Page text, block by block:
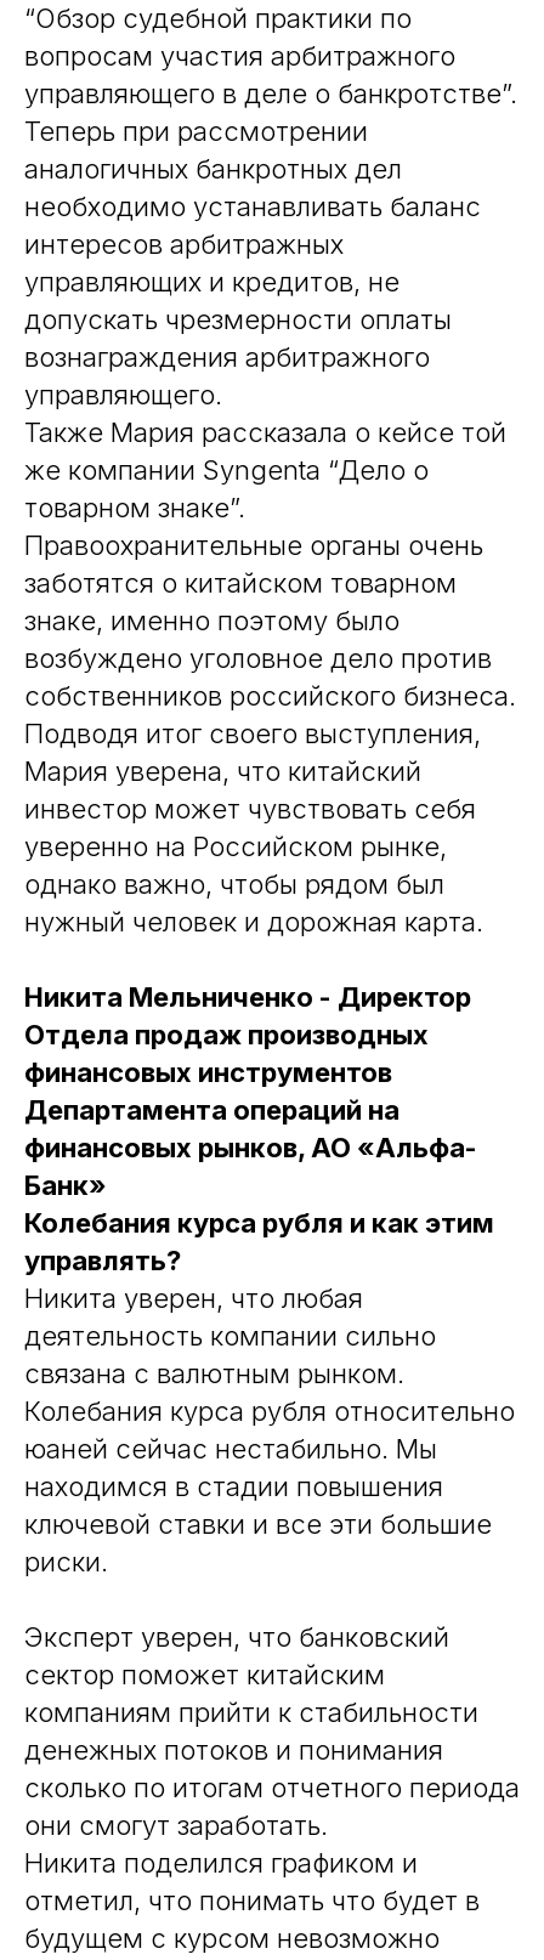
“Обзор судебной практики по
вопросам участия арбитражного
управляющего в деле о банкротстве”.
Теперь при рассмотрении
аналогичных банкротных дел
необходимо устанавливать баланс
интересов арбитражных
управляющих и кредитов, не
допускать чрезмерности оплаты
вознаграждения арбитражного
управляющего.
Также Мария рассказала о кейсе той
же компании Syngenta “Дело о
товарном знаке”.
Правоохранительные органы очень
заботятся о китайском товарном
знаке, именно поэтому было
возбуждено уголовное дело против
собственников российского бизнеса.
Подводя итог своего выступления,
Мария уверена, что китайский
инвестор может чувствовать себя
уверенно на Российском рынке,
однако важно, чтобы рядом был
нужный человек и дорожная карта.
Никита Мельниченко - Директор
Отдела продаж производных
финансовых инструментов
Департамента операций на
финансовых рынков, АО «Альфа-
Банк»
Колебания курса рубля и как этим
управлять?
Никита уверен, что любая
деятельность компании сильно
связана с валютным рынком.
Колебания курса рубля относительно
юаней сейчас нестабильно. Мы
находимся в стадии повышения
ключевой ставки и все эти большие
риски.
Эксперт уверен, что банковский
сектор поможет китайским
компаниям прийти к стабильности
денежных потоков и понимания
сколько по итогам отчетного периода
они смогут заработать.
Никита поделился графиком и
отметил, что понимать что будет в
будущем с курсом невозможно